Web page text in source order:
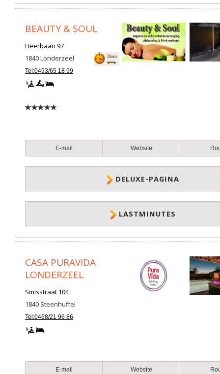
BEAUTY & SOUL
Heerbaan 97
1840Londerzeel
Tel:0493/65 18 99
E-mail Website
DELUXE-PAGINA
LASTMINUTES
CASA PURAVIDA
LONDERZEEL
Smisstraat 104
1840 Steenhuffel
Tel:0468/21 96 86
E-mail Website